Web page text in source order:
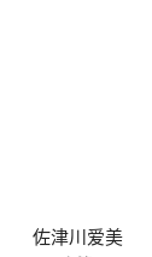
佐津川爱美